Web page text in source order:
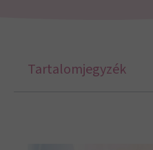
Tartalomjegyzék